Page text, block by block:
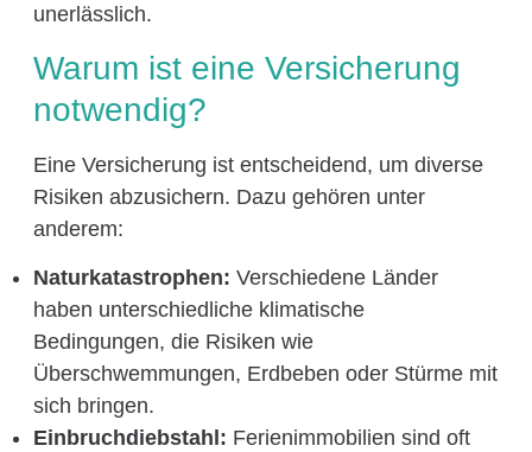
unerlässlich.
Warum ist eine Versicherung
notwendig?
Eine Versicherung ist entscheidend, um diverse
Risiken abzusichern. Dazu gehören unter
anderem:
Naturkatastrophen: Verschiedene Länder
haben unterschiedliche klimatische
Bedingungen, die Risiken wie
Überschwemmungen, Erdbeben oder Stürme mit
sich bringen.
Einbruchdiebstahl: Ferienimmobilien sind oft